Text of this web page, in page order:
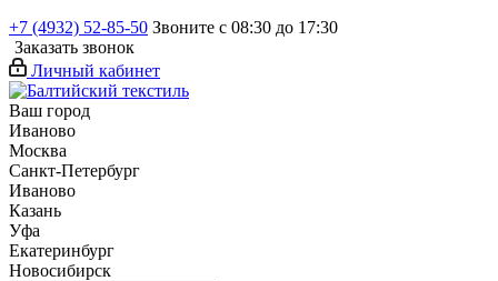
+7 (4932) 52-85-50 Звоните с 08:30 до 17:30
Заказать звонок
Личный кабинет
Ваш город
Иваново
Москва
Санкт-Петербург
Иваново
Казань
Уфа
Екатеринбург
Новосибирск